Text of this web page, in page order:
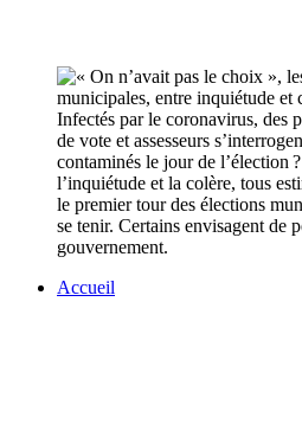
Infectés par le coronavirus, des
de vote et assesseurs
contaminés le jour de l’élection
l’inquiétude et la colère, tous
le premier tour des élections
se tenir. Certains envisagent de
gouvernement.
Accueil